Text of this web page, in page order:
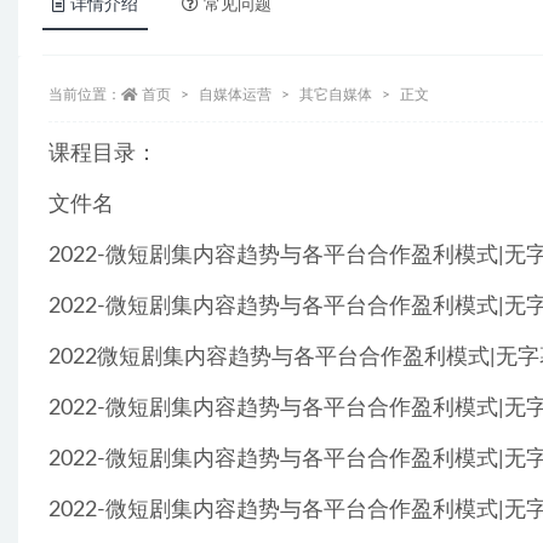
详情介绍 常见问题
当前位置： 首页 自媒体运营 其它自媒体 正文
课程目录：
文件名
2022-微短剧集内容趋势与各平台合作盈利模式|无
2022-微短剧集内容趋势与各平台合作盈利模式|无
2022微短剧集内容趋势与各平台合作盈利模式|无
2022-微短剧集内容趋势与各平台合作盈利模式|无
2022-微短剧集内容趋势与各平台合作盈利模式|无
2022-微短剧集内容趋势与各平台合作盈利模式|无